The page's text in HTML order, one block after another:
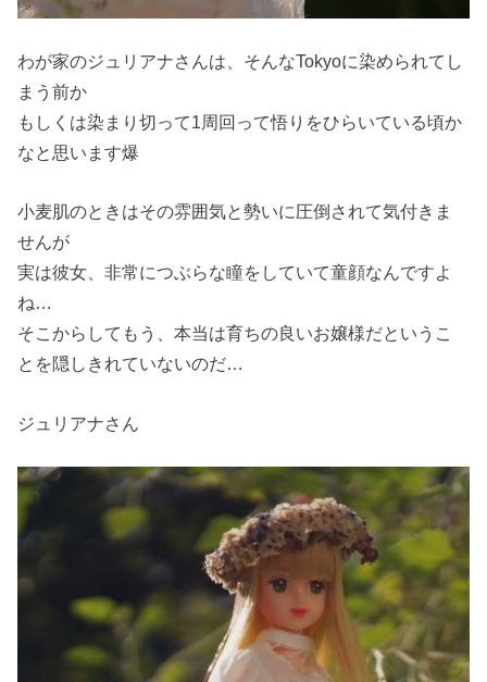
わが家のジュリアナさんは、そんなTokyoに染められてし
まう前か
もしくは染まり切って1周回って悟りをひらいている頃か
なと思います爆
小麦肌のときはその雰囲気と勢いに圧倒されて気付きま
せんが
実は彼女、非常につぶらな瞳をしていて童顔なんですよ
ね…
そこからしてもう、本当は育ちの良いお嬢様だというこ
とを隠しきれていないのだ…
ジュリアナさん